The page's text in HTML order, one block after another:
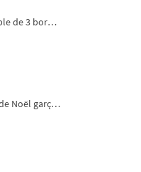
Ensemble de 3 bordures de Noël pour broderie machine
Lapins de Noël garçon et fille - 4 tailles